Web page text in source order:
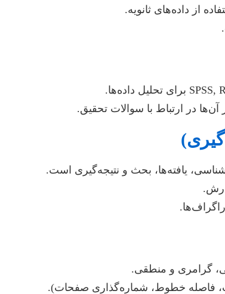
از داده‌های ثانویه.
در ارتباط با سوالات تحقیق.
یافته‌ها، بحث و نتیجه‌گیری است.
گرامری و منطقی.
فاصله خطوط، شماره‌گذاری صفحات).